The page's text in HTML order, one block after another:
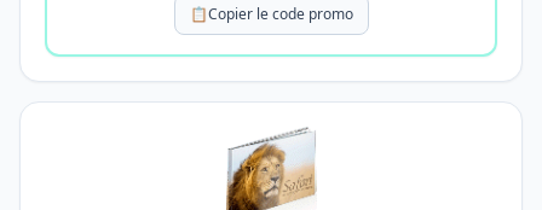
📋Copier le code promo